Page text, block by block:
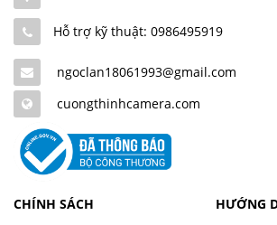
Hỗ trợ kỹ thuật: 0986495919
ngoclan18061993@gmail.com
cuongthinhcamera.com
CHÍNH SÁCH
HƯỚNG